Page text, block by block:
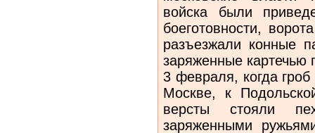
войска были
боеготовности,
разъезжали конные
заряженные картечью
3 февраля, когда
Москве, к
версты стояли
заряженными